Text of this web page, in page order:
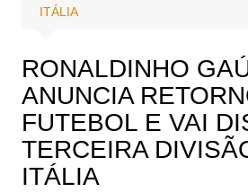
ITÁLIA
RONALDINHO
ANUNCIA
FUTEBOL E VAI
TERCEIRA
ITÁLIA